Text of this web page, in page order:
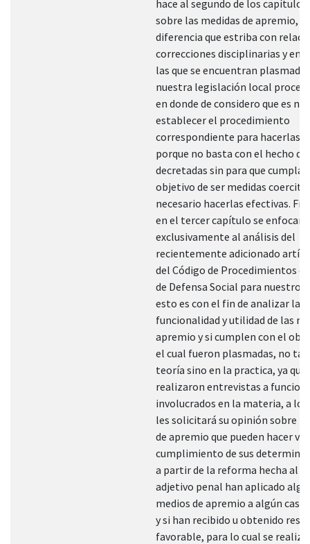
hace al segundo de los capítulos
sobre las medidas de apremio, la
diferencia que estriba con
correcciones disciplinarias y en
las que se encuentran
nuestra legislación local
en donde de considero que es
establecer el procedimiento
correspondiente para hacerlas
porque no basta con el hecho de
decretadas sin para que
objetivo de ser medidas
necesario hacerlas efectivas.
en el tercer capítulo se enfocará
exclusivamente al análisis del
recientemente adicionado
del Código de Procedimientos
de Defensa Social para nuestro
esto es con el fin de analizar la
funcionalidad y utilidad de las
apremio y si cumplen con el
el cual fueron plasmadas, no
teoría sino en la practica, ya que
realizaron entrevistas a
involucrados en la materia, a los
les solicitará su opinión sobre
de apremio que pueden hacer
cumplimiento de sus
a partir de la reforma hecha al
adjetivo penal han aplicado
medios de apremio a algún
y si han recibido u obtenido
favorable, para lo cual se